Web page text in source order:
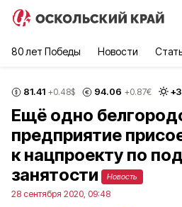
80 лет Победы Новости
81.41 +0.48$ 94.06 +0.87€ +
Ещё одно
предприятие
к нацпроекту по
занятости
Новость
28 сентября 2020, 09:48